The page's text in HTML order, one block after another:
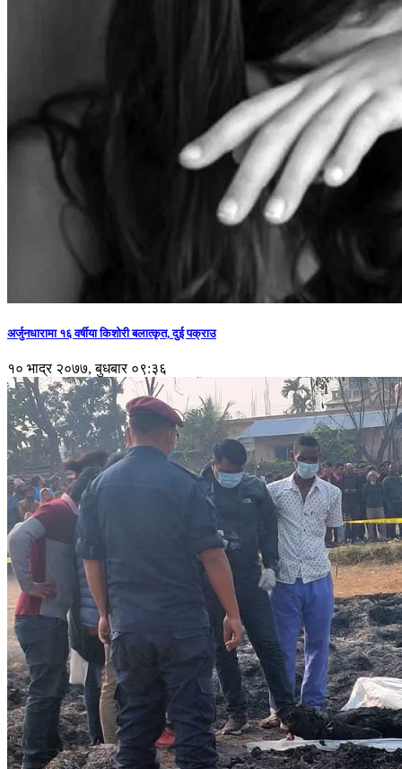
अर्जुनधारामा १६ वर्षीया किशोरी बलात्कृत, दुई पक्राउ
१० भाद्र २०७७, बुधबार ०९:३६